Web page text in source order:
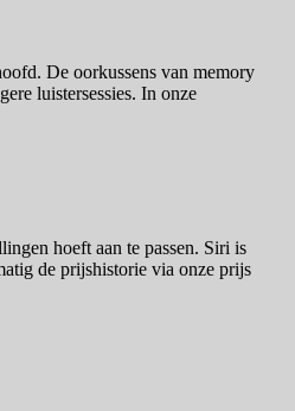
De oorkussens van memory
luistersessies. In onze
hoeft aan te passen. Siri is
de prijshistorie via onze prijs